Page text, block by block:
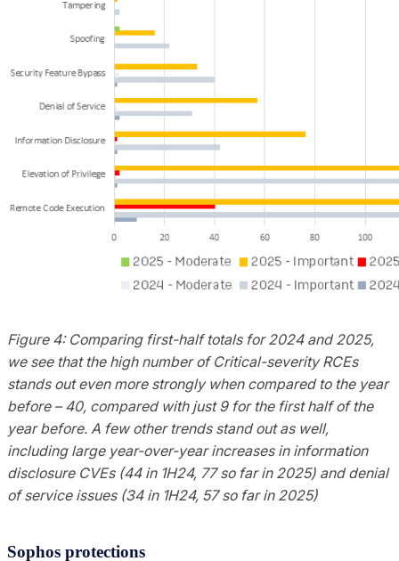
Figure 4: Comparing first-half totals for 2024 and 2025,
we see that the high number of Critical-severity RCEs
stands out even more strongly when compared to the year
before – 40, compared with just 9 for the first half of the
year before. A few other trends stand out as well,
including large year-over-year increases in information
disclosure CVEs (44 in 1H24, 77 so far in 2025) and denial
of service issues (34 in 1H24, 57 so far in 2025)
Sophos protections